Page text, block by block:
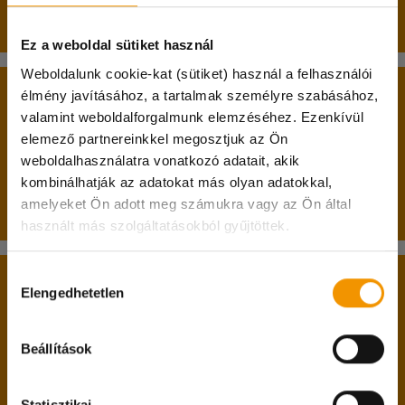
Ez a weboldal sütiket használ
Weboldalunk cookie-kat (sütiket) használ a felhasználói
élmény javításához, a tartalmak személyre szabásához,
valamint weboldalforgalmunk elemzéséhez. Ezenkívül
elemező partnereinkkel megosztjuk az Ön
weboldalhasználatra vonatkozó adatait, akik
kombinálhatják az adatokat más olyan adatokkal,
amelyeket Ön adott meg számukra vagy az Ön által
használt más szolgáltatásokból gyűjtöttek.
kiválasztása
Elengedhetetlen
Beállítások
Kedves diákok!
A hőségriadóra való tekintettel 07.31. és 08.04.
között irodánk zárva tart!
A diakmunka@student.hu e-mail címen és a
alatt is elértek minket, viszont csak online
ügyintézésre lesz lehetőség.
Megértéseteket köszönjük!
A belépés két alapfeltétele:
betöltött 17. életév;
nappali tagozatos hallgatói jogviszony.
Passzív féléves hallgatók jelentkezését is várjuk!
A belépéshez feltétlenül hozd magaddal:
lakcímkártyádat;
adókártyádat;